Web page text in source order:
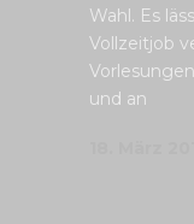
Wahl. Es
Vollzeitjob
und an